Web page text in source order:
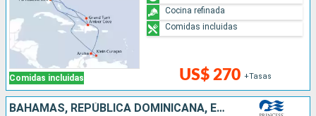
Comidas incluidas US$ 270 +Tasas
Cocina refinada
Comidas incluidas
BAHAMAS, REPÚBLICA DOMINICANA, ESTADOS UNIDOS